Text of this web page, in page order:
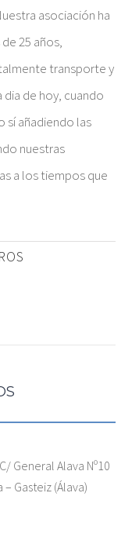
asociación ha
25 años,
transporte y
de hoy, cuando
sí añadiendo las
nuestras
a los tiempos que
General Alava Nº10
Gasteiz (Álava)